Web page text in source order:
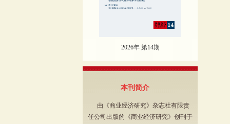
2026年 第14期
本刊简介
由《商业经济研究》杂志社有限责
任公司出版的《商业经济研究》创刊于